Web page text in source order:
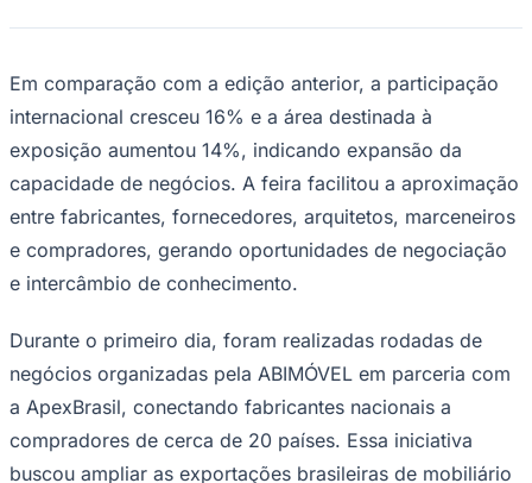
Em comparação com a edição anterior, a participação
exposição aumentou 14%, indicando expansão da
capacidade de negócios. A feira facilitou a aproximação
entre fabricantes, fornecedores, arquitetos, marceneiros
e compradores, gerando oportunidades de negociação
e intercâmbio de conhecimento.
Durante o primeiro dia, foram realizadas rodadas de
a ApexBrasil, conectando fabricantes nacionais a
compradores de cerca de 20 países. Essa iniciativa
buscou ampliar as exportações brasileiras de mobiliário
e fortalecer a presença do setor no mercado externo.